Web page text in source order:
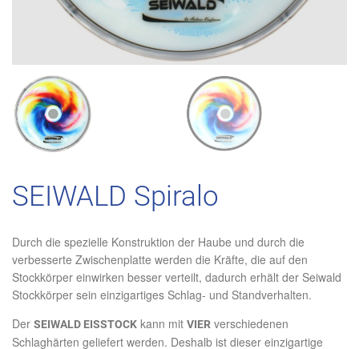
SEIWALD Spiralo
Durch die spezielle Konstruktion der Haube und durch die
verbesserte Zwischenplatte werden die Kräfte, die auf den
Stockkörper einwirken besser verteilt, dadurch erhält der Seiwald
Stockkörper sein einzigartiges Schlag- und Standverhalten.
Der SEIWALD EISSTOCK kann mit VIER verschiedenen
Schlaghärten geliefert werden. Deshalb ist dieser einzigartige